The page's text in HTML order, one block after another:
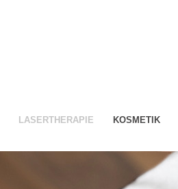
LASERTHERAPIE KOSMETIK